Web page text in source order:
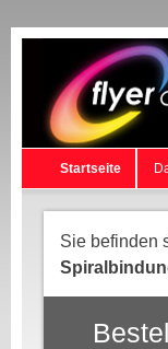
Startseite
Sie befinden